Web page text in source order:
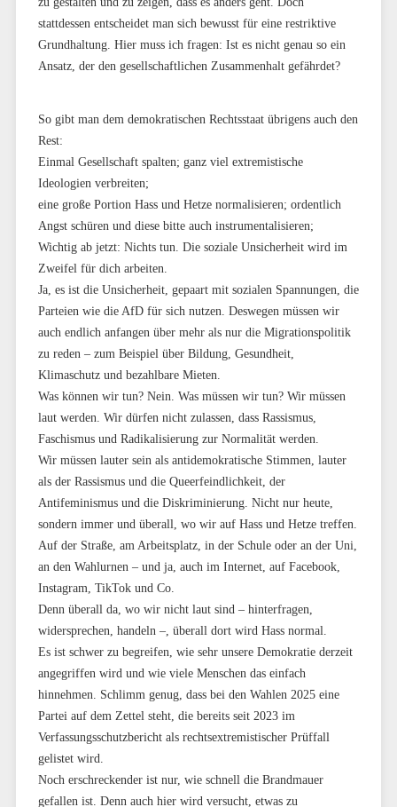
stattdessen entscheidet man sich bewusst für eine restriktive
Grundhaltung. Hier muss ich fragen: Ist es nicht genau so ein
Ansatz, der den gesellschaftlichen Zusammenhalt gefährdet?
So gibt man dem demokratischen Rechtsstaat übrigens auch den
Rest:
Einmal Gesellschaft spalten; ganz viel extremistische
Ideologien verbreiten;
eine große Portion Hass und Hetze normalisieren; ordentlich
Angst schüren und diese bitte auch instrumentalisieren;
Wichtig ab jetzt: Nichts tun. Die soziale Unsicherheit wird im
Zweifel für dich arbeiten.
Ja, es ist die Unsicherheit, gepaart mit sozialen Spannungen, die
Parteien wie die AfD für sich nutzen. Deswegen müssen wir
auch endlich anfangen über mehr als nur die Migrationspolitik
zu reden – zum Beispiel über Bildung, Gesundheit,
Klimaschutz und bezahlbare Mieten.
Was können wir tun? Nein. Was müssen wir tun? Wir müssen
laut werden. Wir dürfen nicht zulassen, dass Rassismus,
Faschismus und Radikalisierung zur Normalität werden.
Wir müssen lauter sein als antidemokratische Stimmen, lauter
als der Rassismus und die Queerfeindlichkeit, der
Antifeminismus und die Diskriminierung. Nicht nur heute,
sondern immer und überall, wo wir auf Hass und Hetze treffen.
Auf der Straße, am Arbeitsplatz, in der Schule oder an der Uni,
an den Wahlurnen – und ja, auch im Internet, auf Facebook,
Instagram, TikTok und Co.
Denn überall da, wo wir nicht laut sind – hinterfragen,
widersprechen, handeln –, überall dort wird Hass normal.
Es ist schwer zu begreifen, wie sehr unsere Demokratie derzeit
angegriffen wird und wie viele Menschen das einfach
hinnehmen. Schlimm genug, dass bei den Wahlen 2025 eine
Partei auf dem Zettel steht, die bereits seit 2023 im
Verfassungsschutzbericht als rechtsextremistischer Prüffall
gelistet wird.
Noch erschreckender ist nur, wie schnell die Brandmauer
gefallen ist. Denn auch hier wird versucht, etwas zu